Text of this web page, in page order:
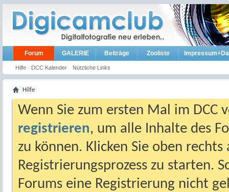
Forum
Hilfe DCC Kalender Nützliche Links
GALERIE Beiträge Zooliste
Hilfe
Wenn Sie zum ersten Mal im DCC
registrieren, um alle Inhalte des
zu können. Klicken Sie oben
Registrierungsprozess zu starten.
Forums eine Registrierung nicht